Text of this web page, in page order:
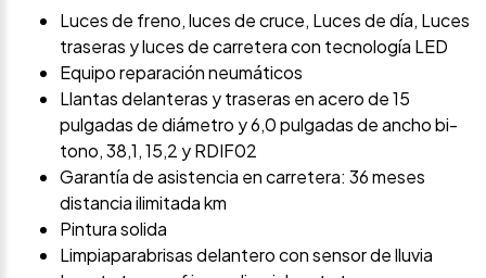
Luces de freno, luces de cruce, Luces de día, Luces
traseras y luces de carretera con tecnología LED
Equipo reparación neumáticos
Llantas delanteras y traseras en acero de 15
pulgadas de diámetro y 6,0 pulgadas de ancho bi-
tono, 38,1, 15,2 y RDIF02
Garantía de asistencia en carretera: 36 meses
distancia ilimitada km
Pintura solida
Limpiaparabrisas delantero con sensor de lluvia